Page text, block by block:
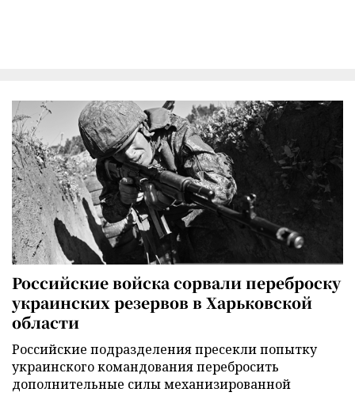
Российские войска сорвали переброску
украинских резервов в Харьковской
области
Российские подразделения пресекли попытку
украинского командования перебросить
дополнительные силы механизированной